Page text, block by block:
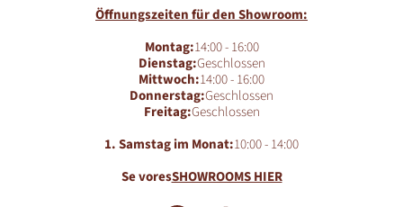
Öffnungszeiten für den Showroom:
Montag:14:00 - 16:00
Dienstag:Geschlossen
Mittwoch:14:00 - 16:00
Donnerstag:Geschlossen
Freitag:Geschlossen
1. Samstag im Monat:10:00 - 14:00
Se voresSHOWROOMS HIER